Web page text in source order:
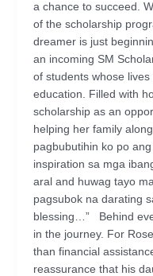
a chance to succeed.
of the scholarship
dreamer is just
an incoming SM
of students whose
education. Filled with
scholarship as an
helping her family
pagbubutihin ko po
inspiration sa mga
aral and huwag tayo
pagsubok na darating
blessing…” Behind
in the journey. For
than financial
reassurance that his